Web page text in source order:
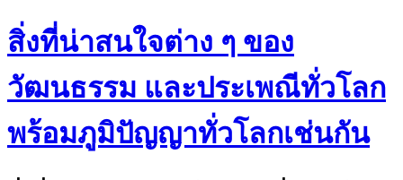
สิ่งที่น่าสนใจต่าง ๆ ของ
วัฒนธรรม และประเพณีทั่วโลก
พร้อมภูมิปัญญาทั่วโลกเช่นกัน